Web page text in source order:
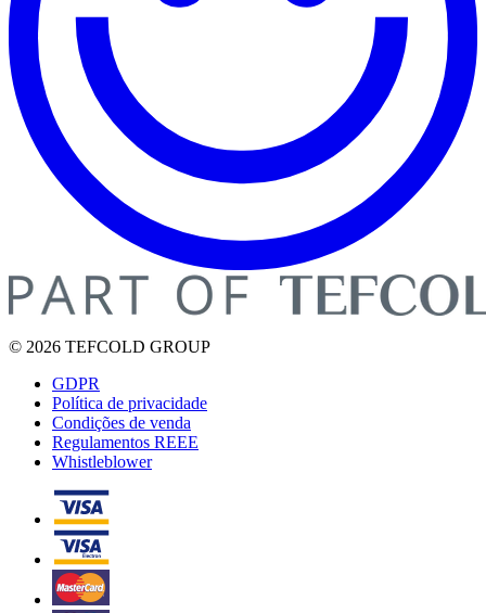
© 2026 TEFCOLD GROUP
GDPR
Política de privacidade
Condições de venda
Regulamentos REEE
Whistleblower